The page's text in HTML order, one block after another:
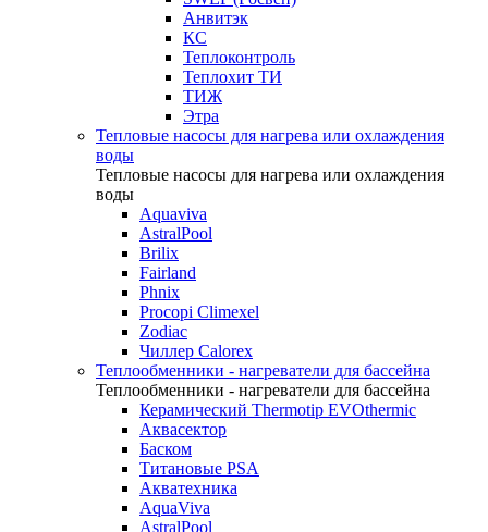
Анвитэк
КС
Теплоконтроль
Теплохит ТИ
ТИЖ
Этра
Тепловые насосы для нагрева или охлаждения
воды
Тепловые насосы для нагрева или охлаждения
воды
Aquaviva
AstralPool
Brilix
Fairland
Phnix
Procopi Climexel
Zodiac
Чиллер Calorex
Теплообменники - нагреватели для бассейна
Теплообменники - нагреватели для бассейна
Керамический Thermotip EVOthermic
Аквасектор
Баском
Титановые PSA
Акватехника
AquaViva
AstralPool